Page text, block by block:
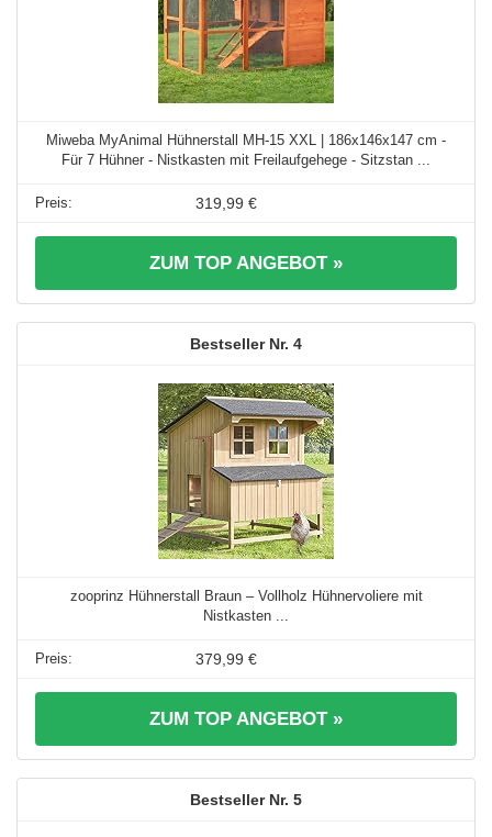
Miweba MyAnimal Hühnerstall MH-15 XXL | 186x146x147 cm -
Für 7 Hühner - Nistkasten mit Freilaufgehege - Sitzstan ...
319,99 €
ZUM TOP ANGEBOT »
4
zooprinz Hühnerstall Braun – Vollholz Hühnervoliere mit
Nistkasten ...
379,99 €
ZUM TOP ANGEBOT »
5